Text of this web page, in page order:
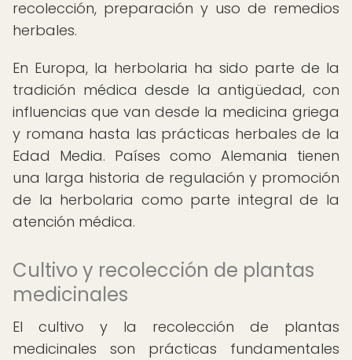
recolección, preparación y uso de remedios
herbales.
En Europa, la herbolaria ha sido parte de la
tradición médica desde la antigüedad, con
influencias que van desde la medicina griega
y romana hasta las prácticas herbales de la
Edad Media. Países como Alemania tienen
una larga historia de regulación y promoción
de la herbolaria como parte integral de la
atención médica.
Cultivo y recolección de plantas
medicinales
El cultivo y la recolección de plantas
medicinales son prácticas fundamentales